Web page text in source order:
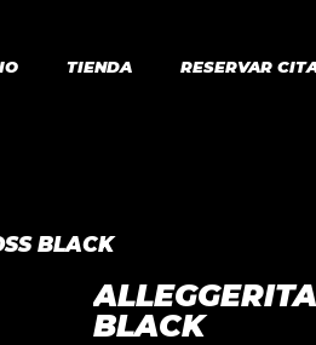
TIENDA RESERVAR
BLACK
BLACK